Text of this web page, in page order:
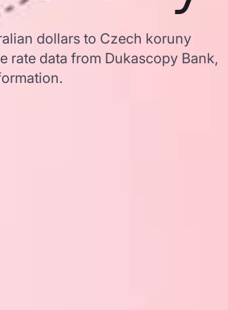
dollars to Czech koruny
rate data from Dukascopy Bank,